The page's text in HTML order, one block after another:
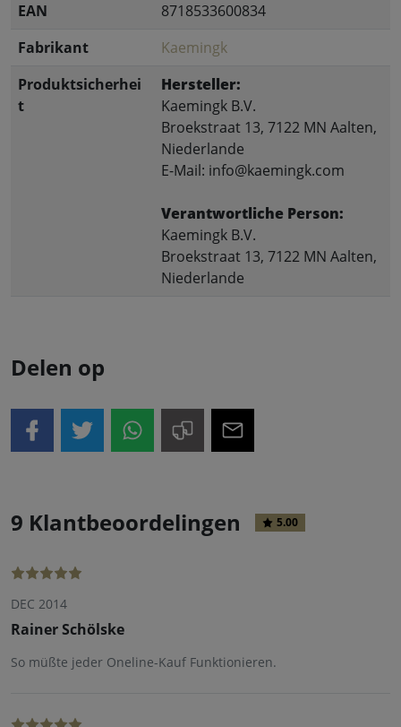
EAN
8718533600834
Fabrikant
Kaemingk
Produktsicherhei
t
Hersteller:
Kaemingk B.V.
Broekstraat 13, 7122 MN Aalten,
Niederlande
E-Mail: info@kaemingk.com
Verantwortliche Person:
Kaemingk B.V.
Broekstraat 13, 7122 MN Aalten,
Niederlande
Delen op
9 Klantbeoordelingen 5.00
DEC 2014
Rainer Schölske
So müßte jeder Oneline-Kauf Funktionieren.